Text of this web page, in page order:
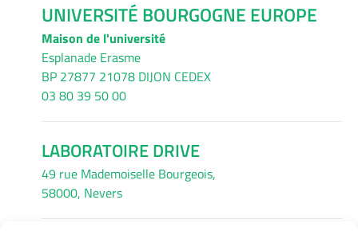
UNIVERSITÉ BOURGOGNE EUROPE
Maison de l'université
Esplanade Erasme
BP 27877 21078 DIJON CEDEX
03 80 39 50 00
LABORATOIRE DRIVE
49 rue Mademoiselle Bourgeois,
58000, Nevers